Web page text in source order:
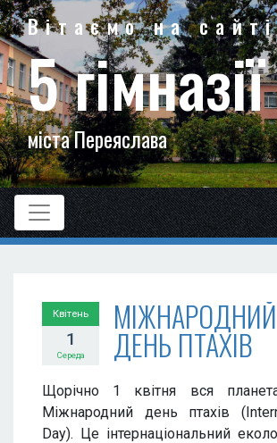
Вітаємо на сайті
5 гімназії
міста Переяслава
Квітень
1
Середа
МІЖНАРОДНИЙ
ДЕНЬ ПТАХІВ
Щорічно 1 квітня вся
Міжнародний день птахів
Day). Це інтернаціональний